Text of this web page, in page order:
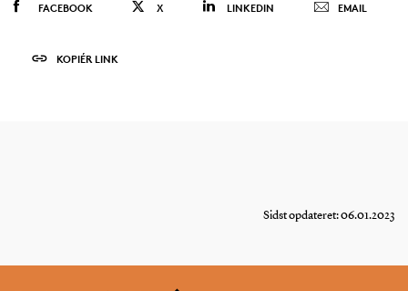
FACEBOOK X LINKEDIN EMAIL
KOPIÉR LINK
Sidst opdateret: 06.01.2023